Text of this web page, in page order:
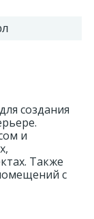
создания
и
Также
с